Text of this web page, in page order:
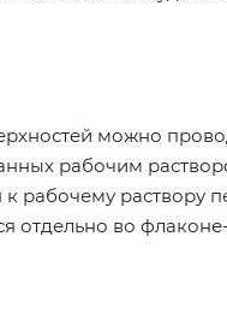
можно
рабочим
рабочему раствору
отдельно во